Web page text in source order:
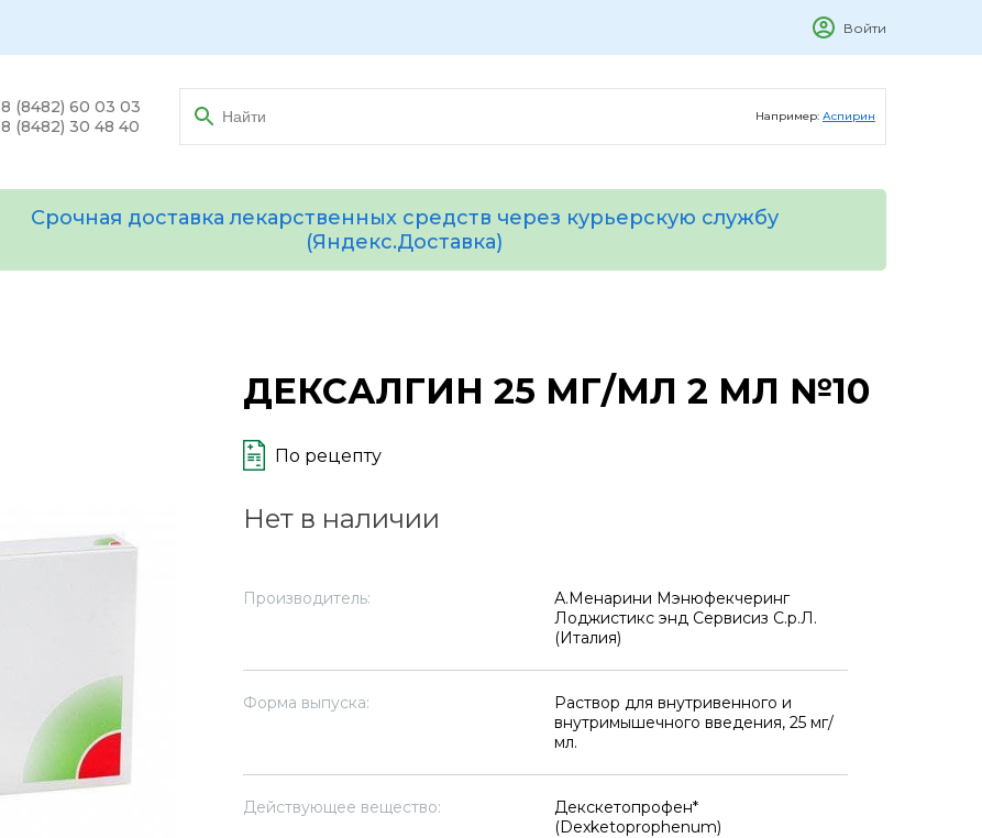
Войти
8 (8482) 60 03 03
8 (8482) 30 48 40
Например: Аспирин
Срочная доставка лекарственных средств через курьерскую службу
(Яндекс.Доставка)
ДЕКСАЛГИН 25 МГ/МЛ 2 МЛ №10
По рецепту
Нет в наличии
Производитель:
А.Менарини Мэнюфекчеринг
Лоджистикс энд Сервисиз С.р.Л.
(Италия)
Форма выпуска:
Раствор для внутривенного и
внутримышечного введения, 25 мг/
мл.
Действующее вещество:
Декскетопрофен*
(Dexketoprophenum)